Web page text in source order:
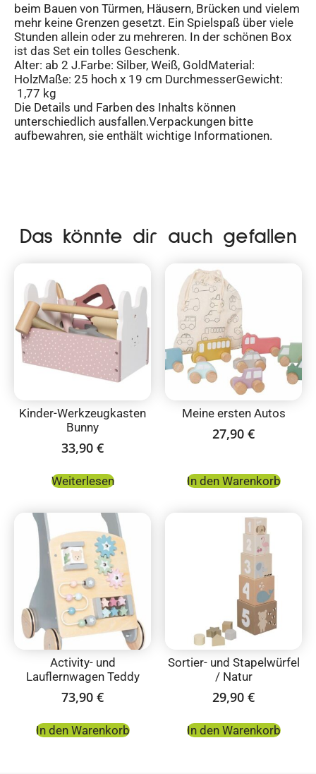
beim Bauen von Türmen, Häusern, Brücken und vielem
mehr keine Grenzen gesetzt. Ein Spielspaß über viele
Stunden allein oder zu mehreren. In der schönen Box
ist das Set ein tolles Geschenk.
Alter: ab 2 J.Farbe: Silber, Weiß, GoldMaterial:
HolzMaße: 25 hoch x 19 cm DurchmesserGewicht:
1,77 kg
Die Details und Farben des Inhalts können
unterschiedlich ausfallen.Verpackungen bitte
aufbewahren, sie enthält wichtige Informationen.
Das könnte dir auch gefallen
Kinder-Werkzeugkasten
Bunny
33,90 €
Weiterlesen
Meine ersten Autos
27,90 €
In den Warenkorb
Activity- und
Lauflernwagen Teddy
73,90 €
In den Warenkorb
Sortier- und Stapelwürfel
/ Natur
29,90 €
In den Warenkorb